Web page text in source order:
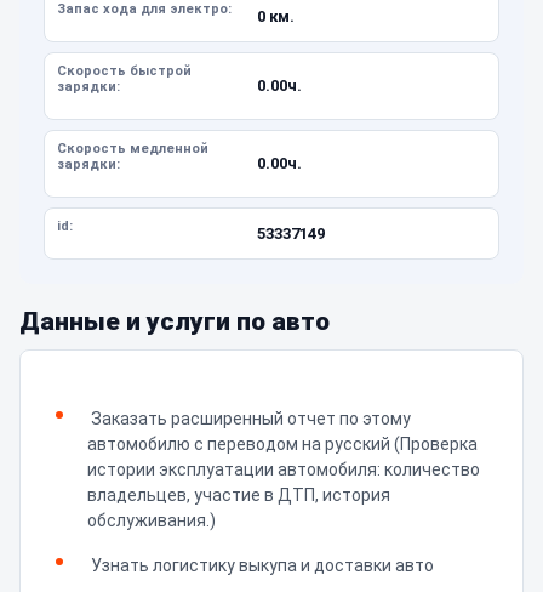
Запас хода для электро: 0 км.
Скорость быстрой
зарядки:
0.00ч.
Скорость медленной
зарядки:
0.00ч.
id: 53337149
Данные и услуги по авто
Заказать расширенный отчет по этому
автомобилю с переводом на русский (Проверка
истории эксплуатации автомобиля: количество
владельцев, участие в ДТП, история
обслуживания.)
Узнать логистику выкупа и доставки авто